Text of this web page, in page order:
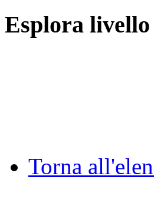
Esplora livello
Torna